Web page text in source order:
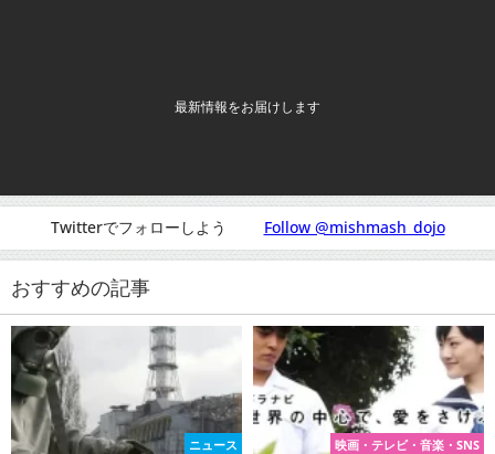
最新情報をお届けします
Twitterでフォローしよう Follow @mishmash_dojo
おすすめの記事
ニュース 映画・テレビ・音楽・SNS